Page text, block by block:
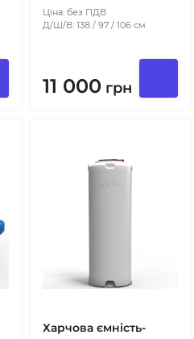
Ціна: без ПДВ
Д/Ш/В: 138 / 97 / 106 см
11 000 грн
Харчова ємність-